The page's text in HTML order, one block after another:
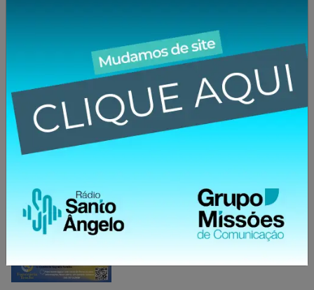
Aniversário Clube Comercial
22/02/2025 ÀS 08:02
Unimed Missões/RS quer ouvir
a opinião dos clientes
21/02/2025 ÀS 20:02
Morre Neiva Loraine Wachter,
aos 67 anos